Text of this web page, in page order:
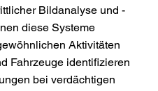
Bildanalyse und -
diese Systeme
Aktivitäten
Fahrzeuge identifizieren
bei verdächtigen